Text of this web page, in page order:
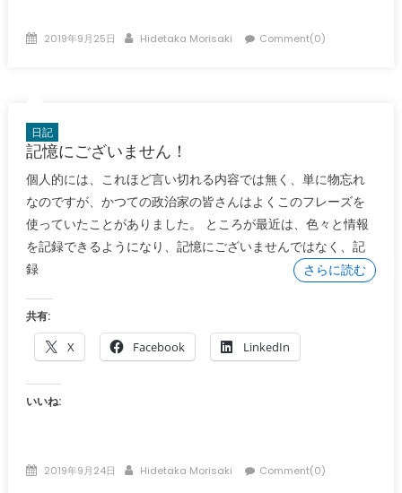
Posted
2019年9月25日 Author
Hidetaka Morisaki Comment(0)
日記
記憶にございません！
個人的には、これほど言い切れる内容では無く、単に物忘れ
なのですが、かつての政治家の皆さんはよくこのフレーズを
使っていたことがありました。 ところが最近は、色々と情報
を記録できるようになり、記憶にございませんではなく、記
録
さらに読む
共有:
X Facebook LinkedIn
いいね:
Posted
2019年9月24日 Author
Hidetaka Morisaki Comment(0)